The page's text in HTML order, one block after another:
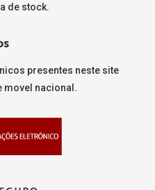
de stock.
presentes neste site
movel nacional.